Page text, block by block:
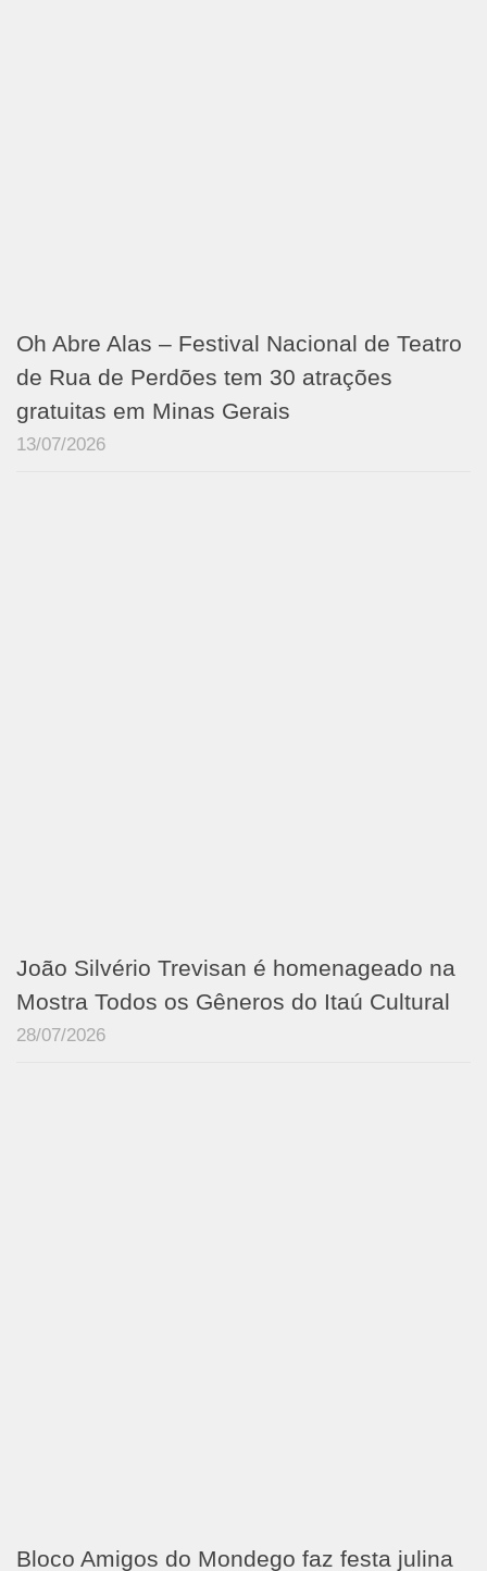
Oh Abre Alas – Festival Nacional de Teatro
de Rua de Perdões tem 30 atrações
gratuitas em Minas Gerais
13/07/2026
João Silvério Trevisan é homenageado na
Mostra Todos os Gêneros do Itaú Cultural
28/07/2026
Bloco Amigos do Mondego faz festa julina